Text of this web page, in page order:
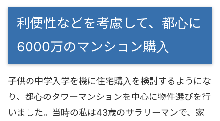
利便性などを考慮して、都心に
6000万のマンション購入
子供の中学入学を機に住宅購入を検討するようにな
り、都心のタワーマンションを中心に物件選びを行
いました。当時の私は43歳のサラリーマンで、家